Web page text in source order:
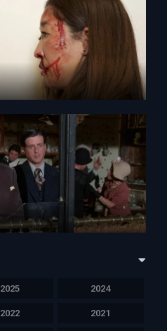
2025 2024
2022 2021